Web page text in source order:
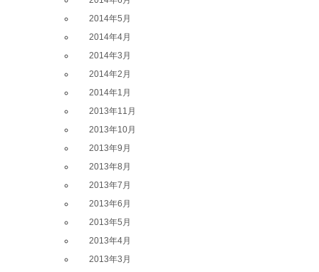
2014年5月
2014年4月
2014年3月
2014年2月
2014年1月
2013年11月
2013年10月
2013年9月
2013年8月
2013年7月
2013年6月
2013年5月
2013年4月
2013年3月